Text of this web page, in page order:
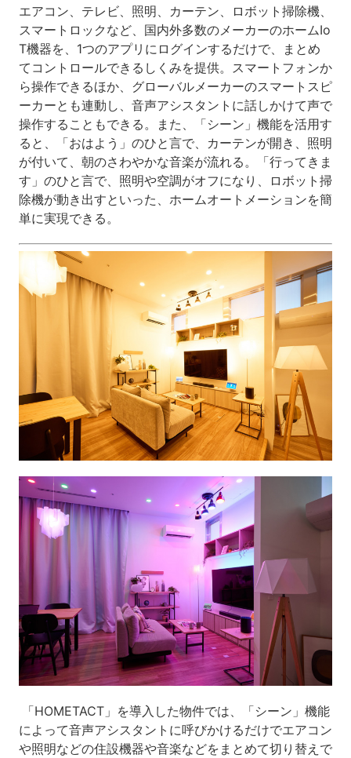
エアコン、テレビ、照明、カーテン、ロボット掃除機、
スマートロックなど、国内外多数のメーカーのホームIo
T機器を、1つのアプリにログインするだけで、まとめ
てコントロールできるしくみを提供。スマートフォンか
ら操作できるほか、グローバルメーカーのスマートスピ
ーカーとも連動し、音声アシスタントに話しかけて声で
操作することもできる。また、「シーン」機能を活用す
ると、「おはよう」のひと言で、カーテンが開き、照明
が付いて、朝のさわやかな音楽が流れる。「行ってきま
す」のひと言で、照明や空調がオフになり、ロボット掃
除機が動き出すといった、ホームオートメーションを簡
単に実現できる。
「HOMETACT」を導入した物件では、「シーン」機能
によって音声アシスタントに呼びかけるだけでエアコン
や照明などの住設機器や音楽などをまとめて切り替えで